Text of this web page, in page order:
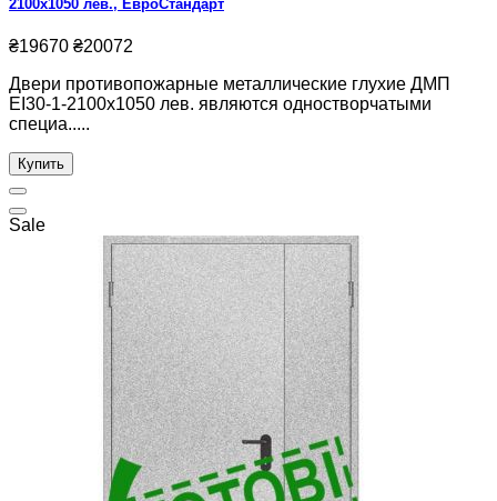
2100х1050 лев., ЕвроСтандарт
₴19670 ₴20072
Двери противопожарные металлические глухие ДМП
ЕІ30-1-2100х1050 лев. являются одностворчатыми
специа.....
Купить
Sale